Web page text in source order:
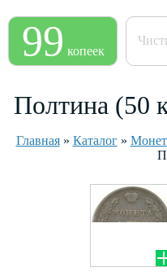
99 копеек
Полтина (50
Главная» Каталог»